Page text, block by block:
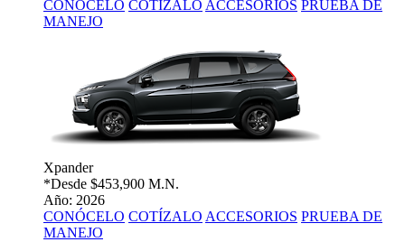
CONÓCELO COTÍZALO ACCESORIOS PRUEBA DE
MANEJO
Xpander
*Desde $453,900 M.N.
Año: 2026
CONÓCELO COTÍZALO ACCESORIOS PRUEBA DE
MANEJO